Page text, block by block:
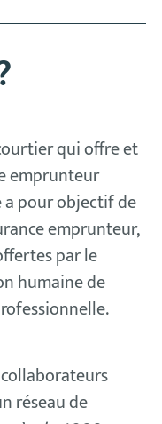
qui offre et
emprunteur
a pour objectif de
emprunteur,
par le
humaine de
réseau de